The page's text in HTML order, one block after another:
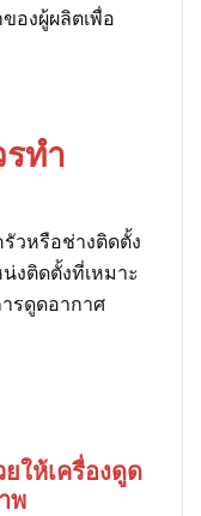
องผู้ผลิตเพื่อ
ทำ
วหรือช่างติดตั้ง
งติดตั้งที่เหมาะ
รดูดอากาศ
ให้เครื่องดูด
พ